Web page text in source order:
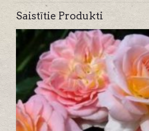
Saistītie Produkti